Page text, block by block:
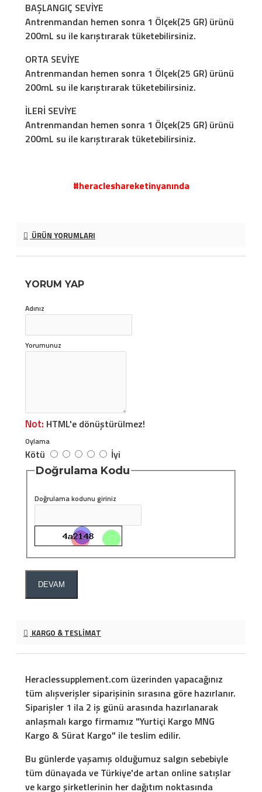
BAŞLANGIÇ SEVİYE
Antrenmandan hemen sonra 1 Ölçek(25 GR) ürünü
200mL su ile karıştırarak tüketebilirsiniz.
ORTA SEVİYE
Antrenmandan hemen sonra 1 Ölçek(25 GR) ürünü
200mL su ile karıştırarak tüketebilirsiniz.
İLERİ SEVİYE
Antrenmandan hemen sonra 1 Ölçek(25 GR) ürünü
200mL su ile karıştırarak tüketebilirsiniz.
#heracleshareketinyanında
ÜRÜN YORUMLARI
YORUM YAP
Adınız
Yorumunuz
Not: HTML'e dönüştürülmez!
Oylama
Kötü İyi
Doğrulama Kodu
Doğrulama kodunu giriniz
DEVAM
KARGO & TESLIMAT
Heraclessupplement.com üzerinden yapacağınız
tüm alışverişler siparişinin sırasına göre hazırlanır.
Siparişler 1 ila 2 iş günü arasında hazırlanarak
anlaşmalı kargo firmamız "Yurtiçi Kargo MNG
Kargo & Sürat Kargo" ile teslim edilir.
Bu günlerde yaşamış olduğumuz salgın sebebiyle
tüm dünayada ve Türkiye'de artan online satışlar
ve kargo şirketlerinin her dağıtım noktasında